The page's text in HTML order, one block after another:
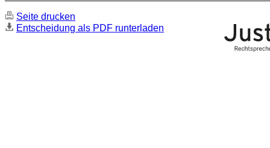
Seite drucken
Entscheidung als PDF runterladen